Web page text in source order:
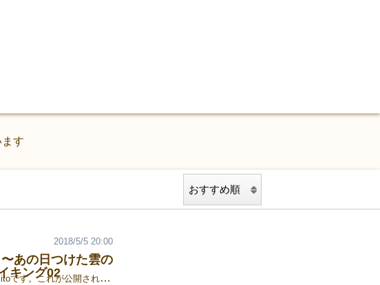
す
あの日つけた雲の
キング02
こんにちは！gemini studioのゲームデザイナーmikitoです。これが公開されている頃は、僕は夜行バスに乗る手前か夜行バスの中でしょうか。 まずはじめにホットな画像が手元に届いたのでお届けします。これは、相方ハセガワさんが箱詰め終わった…orzというメッセージと共に送られてきたあのくもです。明日、ゲームマーケット会場に並ぶ「あのくも」です。 あのくも 制作過程-03 実は、初期段階のあのくもの雲の部分は、このような手書きイラストでした。味があってこちらも捨てがたかったです。しかしながら、やはり実際の雲のほうが本物を味わえると考えて、今の雲の形になりました。 あのくも 制作過程-04 『あのくも〜あの日つけた雲の名前を僕たちはまだ知らない〜』の『〜あの日つけた雲の名前を僕たちはまだ知らない〜』について。タイトルを何十個も出し合っている過程で突如として電撃が走ったサブタイトル。ゲーム内容ともマッチしていて、このサブタイトルはもう行くしかないと意見が合致しました。ちなみにあの花は大好きです。 ここまで読んで頂きありがとうございます！ 最後に小話。私の中では、あのくもはあのくも1.0だと思っています。植物のように成長していく予定です。仮にあのくも1.0を大事にしてださり持ち続けてくださる方は1.0以降のバージョンアップ時に良いことがあるかもしれません。ちなみに相方、ハセガワさんに内緒にしておいてくださいね！！！何故なら言ってないからです！会場でバラさないこと！！！知られたら僕が怒られて、コシヒカリを担ぐ刑に罰せられます。 会場であなたとお会い出来ること楽しみにしております。そして、あなたの手元にあのくもが届くと嬉しいです。 gemini studioは、小さな制作チームですが、どうぞ宜しくお願いしますm(_ _)m
2018/5/5 20:00